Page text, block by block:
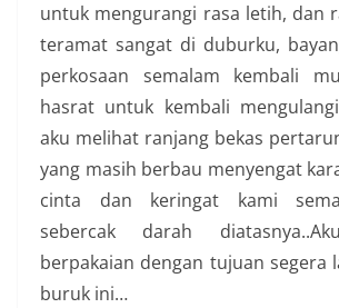
untuk mengurangi rasa letih, dan
teramat sangat di duburku,
perkosaan semalam kembali
hasrat untuk kembali
aku melihat ranjang bekas
yang masih berbau menyengat
cinta dan keringat kami
sebercak darah
berpakaian dengan tujuan segera
buruk ini…